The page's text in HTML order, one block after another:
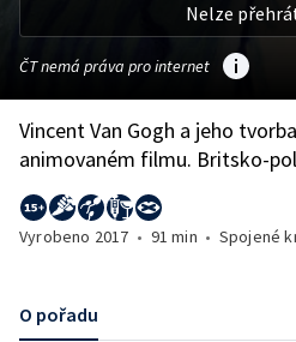
Nelze
ČT nemá práva pro internet
Vincent Van Gogh a jeho
animovaném filmu. Britsko-
Vyrobeno 2017 • 91 min • Spojené
O pořadu